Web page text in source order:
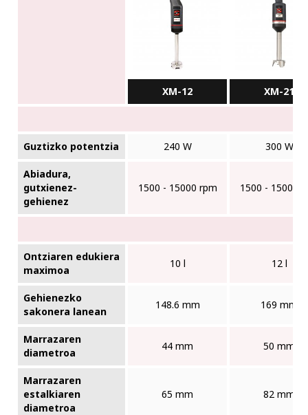
XM-12 XM-21
Guztizko potentzia 240 W 300 W
Abiadura,
gutxienez-
gehienez
1500 - 15000 rpm 1500 - 15000
Ontziaren edukiera
maximoa
10 l 12 l
Gehienezko
sakonera lanean
148.6 mm 169 mm
Marrazaren
diametroa
44 mm 50 mm
Marrazaren
estalkiaren
diametroa
65 mm 82 mm